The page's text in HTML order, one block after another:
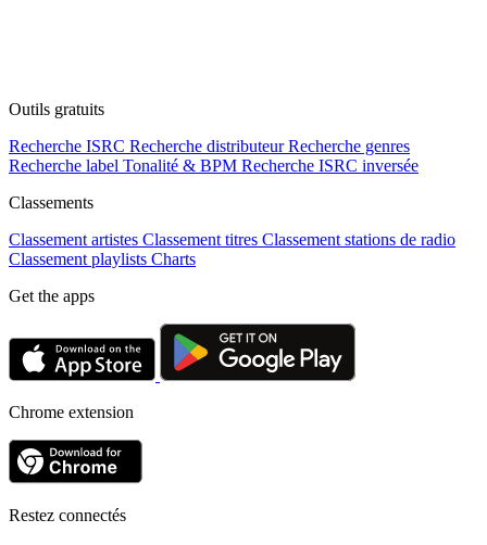
Outils gratuits
Recherche ISRC Recherche distributeur Recherche genres
Recherche label Tonalité & BPM Recherche ISRC inversée
Classements
Classement artistes Classement titres Classement stations de radio
Classement playlists Charts
Get the apps
Chrome extension
Restez connectés